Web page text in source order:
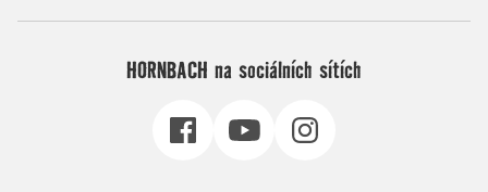
HORNBACH na sociálních sítích